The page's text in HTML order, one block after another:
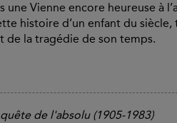
une Vienne encore heureuse à
histoire d’un enfant du
de la tragédie de son temps.
de l'absolu (1905-1983)